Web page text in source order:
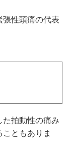
張性頭痛の代表
た拍動性の痛み
ともありま